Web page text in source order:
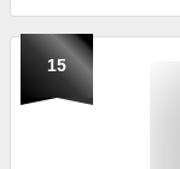
15